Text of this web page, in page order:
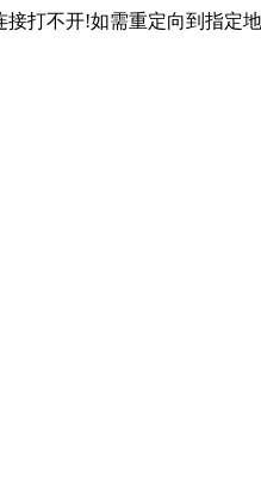
接打不开!如需重定向到指定